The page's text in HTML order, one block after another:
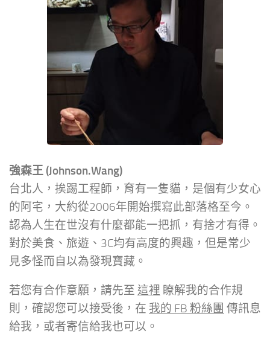
強森王 (Johnson.Wang)
台北人，挨踢工程師，育有一隻貓，是個有少女心
的阿宅，大約從2006年開始撰寫此部落格至今。
認為人生在世沒有什麼都能一把抓，有捨才有得。
對於美食、旅遊、3C均有高度的興趣，但是常少
見多怪而自以為發現寶藏。
若您有合作意願，請先至 這裡 瞭解我的合作規
則，確認您可以接受後，在 我的 FB 粉絲團 傳訊息
給我，或者寄信給我也可以。